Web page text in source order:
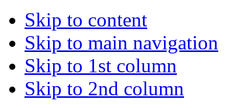
Skip to content
Skip to main navigation
Skip to 1st column
Skip to 2nd column